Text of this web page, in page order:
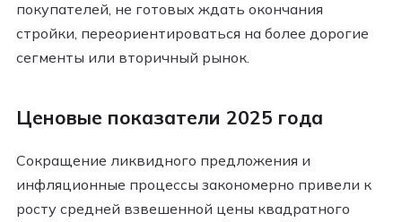
покупателей, не готовых ждать окончания
стройки, переориентироваться на более дорогие
сегменты или вторичный рынок.​
Ценовые показатели 2025 года
Сокращение ликвидного предложения и
инфляционные процессы закономерно привели к
росту средней взвешенной цены квадратного